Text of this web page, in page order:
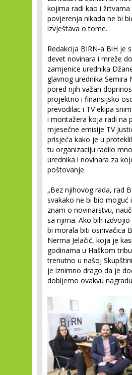
kojima radi kao i žrtvama
povjerenja nikada ne bi
izvještava o tome.
Redakcija BIRN-a BiH je
devet novinara i mreže
zamjenice urednika
glavnog urednika Semira
pored njih važan
projektno i finansijsko
prevodilac i TV ekipa
i montažera koja radi na
mjesečne emisije TV
prisjeća kako je u
tu organizaciju radilo
urednika i novinara za
poštovanje.
„Bez njihovog rada, rad
svakako ne bi bio moguć
znam o novinarstvu,
sa njima. Ako bih
bi morala biti osnivačica
Nerma Jelačić, koja je
godinama u Haškom
trenutno u našoj
je iznimno drago da je
dobijemo ovakvu